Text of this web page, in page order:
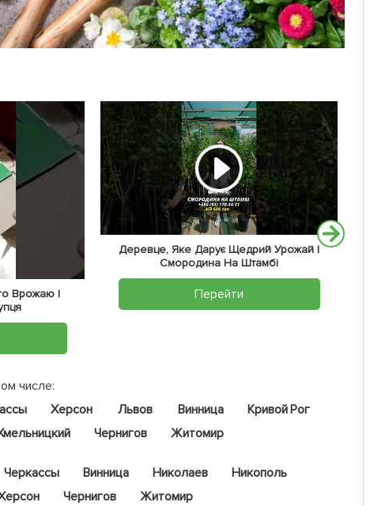
Врожаю |
Деревце, Яке Дарує Щедрий Урожай |
Смородина На Штамбі
Перейти
числе:
Херсон Львов Винница
Кривой Рог
Чернигов Житомир
Черкассы Винница Николаев
Никополь
Чернигов Житомир